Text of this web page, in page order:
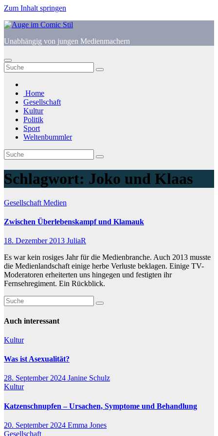
Zum Inhalt springen
Unabhängig von jungen Medienmachern
Home
Gesellschaft
Kultur
Politik
Sport
Weltenbummler
Schlagwort: Joko und Klaas
Gesellschaft Medien
Zwischen Überlebenskampf und Klamauk
18. Dezember 2013 JuliaR
Es war kein rosiges Jahr für die Medienbranche. Auch 2013 musste
die Medienlandschaft einige herbe Verluste beklagen. Einige TV-
Moderatoren erheiterten uns hingegen und festigten ihr
Fernsehregiment. Ein Rückblick.
Auch interessant
Kultur
Was ist Asexualität?
28. September 2024 Janine Schulz
Kultur
Katzenschnupfen – Ursachen, Symptome und Behandlung
20. September 2024 Emma Jones
Gesellschaft